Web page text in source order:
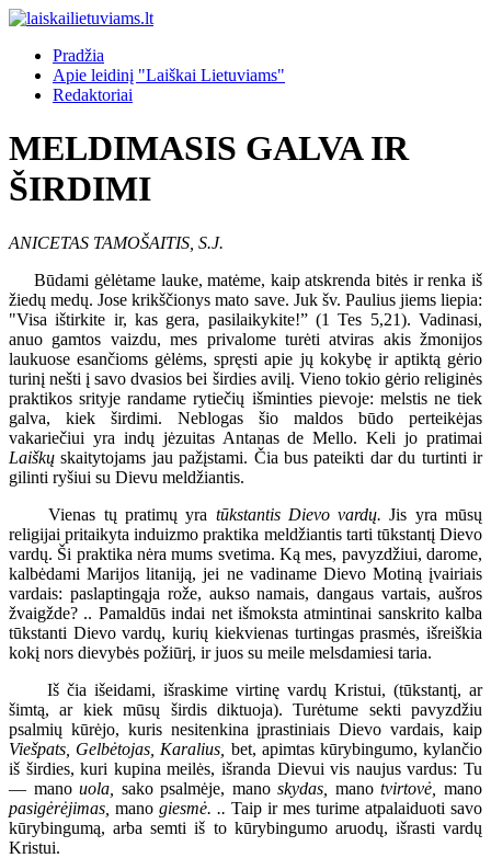
Pradžia
Apie leidinį "Laiškai Lietuviams"
Redaktoriai
MELDIMASIS GALVA IR
ŠIRDIMI
ANICETAS TAMOŠAITIS, S.J.
Būdami gėlėtame lauke, matėme, kaip atskrenda bitės ir renka iš
žiedų medų. Jose krikščionys mato save. Juk šv. Paulius jiems liepia:
"Visa ištirkite ir, kas gera, pasilaikykite!” (1 Tes 5,21). Vadinasi,
anuo gamtos vaizdu, mes privalome turėti atviras akis žmonijos
laukuose esančioms gėlėms, spręsti apie jų kokybę ir aptiktą gėrio
turinį nešti į savo dvasios bei širdies avilį. Vieno tokio gėrio religinės
praktikos srityje randame rytiečių išminties pievoje: melstis ne tiek
galva, kiek širdimi. Neblogas šio maldos būdo perteikėjas
vakariečiui yra indų jėzuitas Antanas de Mello. Keli jo pratimai
Laiškų skaitytojams jau pažįstami. Čia bus pateikti dar du turtinti ir
gilinti ryšiui su Dievu meldžiantis.
Vienas tų pratimų yra tūkstantis Dievo vardų. Jis yra mūsų
religijai pritaikyta induizmo praktika meldžiantis tarti tūkstantį Dievo
vardų. Ši praktika nėra mums svetima. Ką mes, pavyzdžiui, darome,
kalbėdami Marijos litaniją, jei ne vadiname Dievo Motiną įvairiais
vardais: paslaptingąja rože, aukso namais, dangaus vartais, aušros
žvaigžde? .. Pamaldūs indai net išmoksta atmintinai sanskrito kalba
tūkstanti Dievo vardų, kurių kiekvienas turtingas prasmės, išreiškia
kokį nors dievybės požiūrį, ir juos su meile melsdamiesi taria.
Iš čia išeidami, išraskime virtinę vardų Kristui, (tūkstantį, ar
šimtą, ar kiek mūsų širdis diktuoja). Turėtume sekti pavyzdžiu
psalmių kūrėjo, kuris nesitenkina įprastiniais Dievo vardais, kaip
Viešpats, Gelbėtojas, Karalius, bet, apimtas kūrybingumo, kylančio
iš širdies, kuri kupina meilės, išranda Dievui vis naujus vardus: Tu
— manouola, sako psalmėje, manoskydas, manotvirtovė,
mano
pasigėrėjimas, mano giesmė. .. Taip ir mes turime atpalaiduoti savo
kūrybingumą, arba semti iš to kūrybingumo aruodų, išrasti vardų
Kristui.